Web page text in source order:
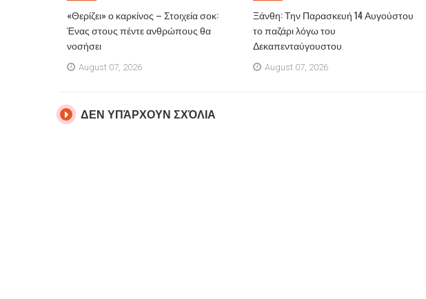
«Θερίζει» ο καρκίνος – Στοιχεία σοκ:
Ένας στους πέντε ανθρώπους θα
νοσήσει
August 07, 2026
Ξάνθη: Την Παρασκευή 14 Αυγούστου
το παζάρι λόγω του
Δεκαπενταύγουστου
August 07, 2026
ΔΕΝ ΥΠΆΡΧΟΥΝ ΣΧΌΛΙΑ